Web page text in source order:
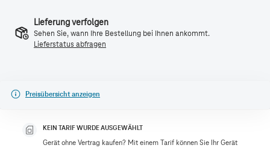
Lieferung verfolgen
Sehen Sie, wann Ihre Bestellung bei Ihnen ankommt.
Lieferstatus abfragen
Preisübersicht anzeigen
KEIN TARIF WURDE AUSGEWÄHLT
Gerät ohne Vertrag kaufen? Mit einem Tarif können Sie Ihr Gerät